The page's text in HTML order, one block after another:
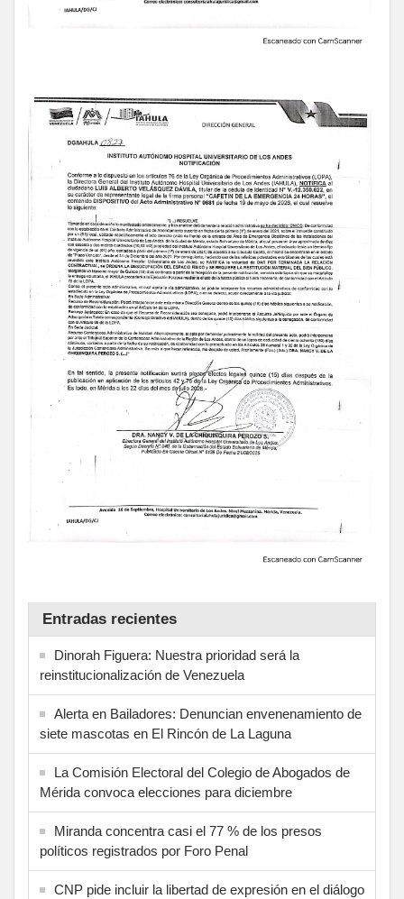
Entradas recientes
Dinorah Figuera: Nuestra prioridad será la
reinstitucionalización de Venezuela
Alerta en Bailadores: Denuncian envenenamiento de
siete mascotas en El Rincón de La Laguna
La Comisión Electoral del Colegio de Abogados de
Mérida convoca elecciones para diciembre
Miranda concentra casi el 77 % de los presos
políticos registrados por Foro Penal
CNP pide incluir la libertad de expresión en el diálogo